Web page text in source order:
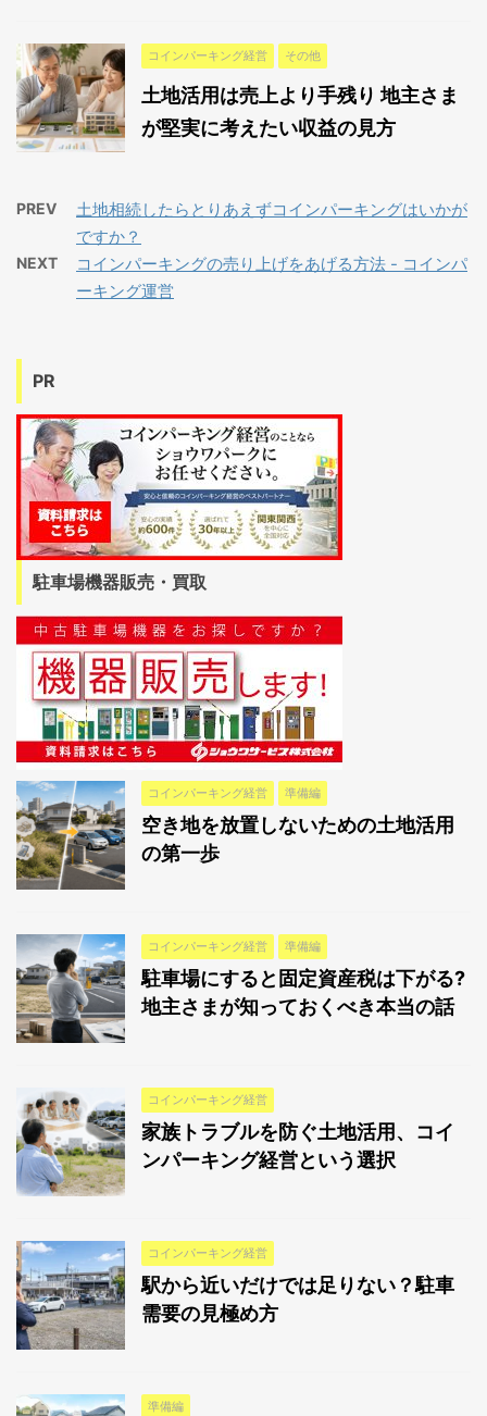
コインパーキング経営 その他
土地活用は売上より手残り 地主さま
が堅実に考えたい収益の見方
PREV
土地相続したらとりあえずコインパーキングはいかが
ですか？
NEXT
コインパーキングの売り上げをあげる方法 - コインパ
ーキング運営
PR
駐車場機器販売・買取
コインパーキング経営 準備編
空き地を放置しないための土地活用
の第一歩
コインパーキング経営 準備編
駐車場にすると固定資産税は下がる?
地主さまが知っておくべき本当の話
コインパーキング経営
家族トラブルを防ぐ土地活用、コイ
ンパーキング経営という選択
コインパーキング経営
駅から近いだけでは足りない？駐車
需要の見極め方
準備編